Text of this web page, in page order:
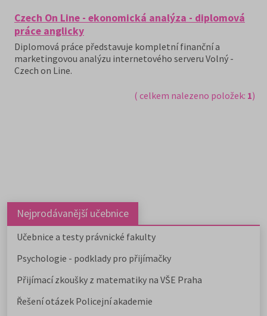
Czech On Line - ekonomická analýza - diplomová
práce anglicky
Diplomová práce představuje kompletní finanční a
marketingovou analýzu internetového serveru Volný -
Czech on Line.
( celkem nalezeno položek: 1)
Nejprodávanější učebnice
Učebnice a testy právnické fakulty
Psychologie - podklady pro přijímačky
Přijímací zkoušky z matematiky na VŠE Praha
Řešení otázek Policejní akademie